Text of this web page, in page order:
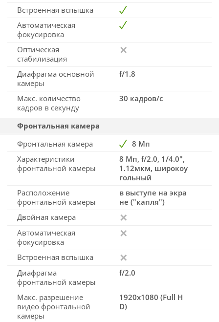
Встроенная вспышка
Автоматическая
фокусировка
Оптическая
стабилизация
Диафрагма основной
камеры
f/1.8
Макс. количество
кадров в секунду
30 кадров/с
Фронтальная камера
Фронтальная камера
8 Мп
Характеристики
фронтальной камеры
8 Мп, f/2.0, 1/4.0",
1.12мкм, широкоу
гольный
Расположение
фронтальной камеры
в выступе на экра
не ("капля")
Двойная камера
Автоматическая
фокусировка
Встроенная вспышка
Диафрагма
фронтальной камеры
f/2.0
Макс. разрешение
видео фронтальной
камеры
1920x1080 (Full H
D)